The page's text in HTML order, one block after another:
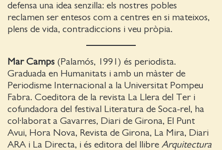
defensa una idea senzilla: els nostres pobles
reclamen ser entesos com a centres en si mateixos,
plens de vida, contradiccions i veu pròpia.
Mar Camps (Palamós, 1991) és periodista.
Graduada en Humanitats i amb un màster de
Periodisme Internacional a la Universitat Pompeu
Fabra. Coeditora de la revista La Llera del Ter i
cofundadora del festival Literatura de Soca-rel, ha
col·laborat a Gavarres, Diari de Girona, El Punt
Avui, Hora Nova, Revista de Girona, La Mira, Diari
ARA i La Directa, i és editora del llibre Arquitectura